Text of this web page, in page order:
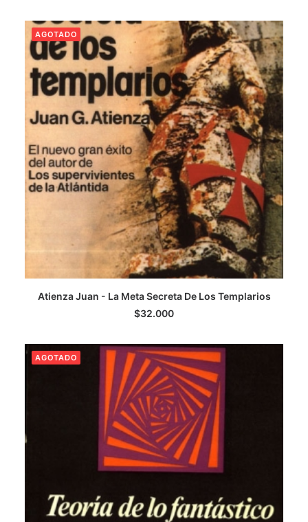
AGOTADO
LEER MÁS
Atienza Juan - La Meta Secreta De Los Templarios
$32.000
AGOTADO